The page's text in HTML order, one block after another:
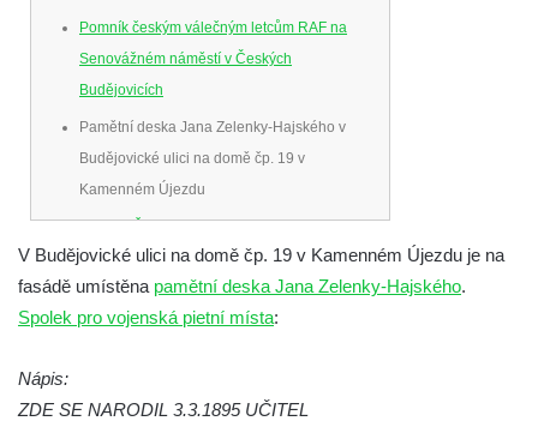
Pomník českým válečným letcům RAF na
Senovážném náměstí v Českých
Budějovicích
Pamětní deska Jana Zelenky-Hajského v
Budějovické ulici na domě čp. 19 v
Kamenném Újezdu
Kenotaf Šimona Valhy na starém hřbitově v
Kamenném Újezdě
Kenotaf Václava B. Hájka na starém
hřbitově v Kamenném Újezdě
V Budějovické ulici na domě čp. 19 v Kamenném Újezdu je na
fasádě umístěna pamětní deska Jana Zelenky-Hajského.
Spolek pro vojenská pietní místa:
Nápis:
ZDE SE NARODIL 3.3.1895 UČITEL